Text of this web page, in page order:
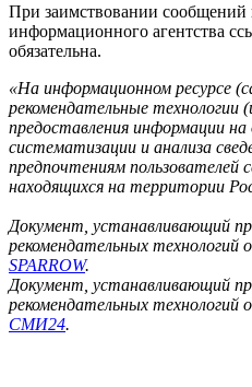
При заимствовании сообщений
информационного агентства
обязательна.
«На информационном ресурсе
рекомендательные технологии
предоставления информации на
систематизации и анализа
предпочтениям пользователей
находящихся на территории
Документ, устанавливающий
рекомендательных
SPARROW.
Документ, устанавливающий
рекомендательных
СМИ24.